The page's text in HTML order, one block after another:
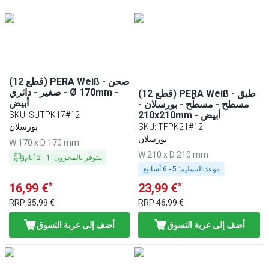
(12 قطع) PERA Weiß - صحن
صغير - دائري - Ø 170mm -
أبيض
SKU: SUTPK17#12
بورسلان
W 170 x D 170 mm
متوفر بالمخزون:
1
-
2 أيام
16,99 €*
RRP 35,99 €
أضف إلى عربة التسوق
(12 قطع) PERA Weiß - طبق
مسطح - مسطّح - بورسلان -
210x210mm - أبيض
SKU:TFPK21#12
بورسلان
W 210 x D 210 mm
موعد التسليم:
23,99 €*
RRP46,99 €
أضف إلى عربة التسوق